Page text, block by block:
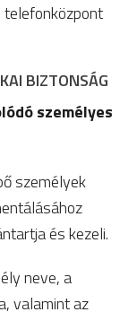
telefonközpont
BIZTONSÁG
személyes
személyek
és kezeli.
neve, a
valamint az